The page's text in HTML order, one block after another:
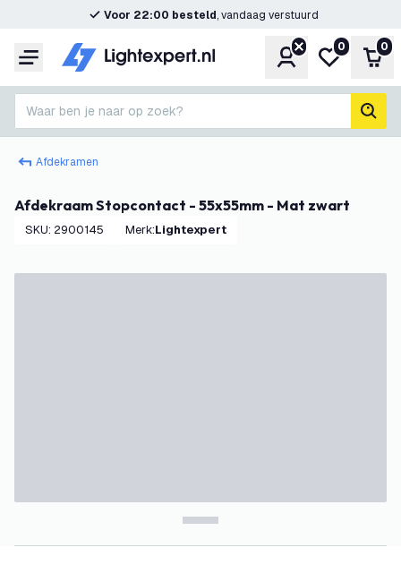
Voor 22:00 besteld, vandaag verstuurd
Menu Account
Mijn
0 0
Waar ben je naar op zoek?
Afdekramen
Afdekraam Stopcontact - 55x55mm - Mat zwart
SKU: 2900145 Merk: Lightexpert